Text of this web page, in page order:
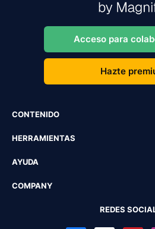
Acceso para
Hazte
CONTENIDO
HERRAMIENTAS
AYUDA
COMPANY
REDES